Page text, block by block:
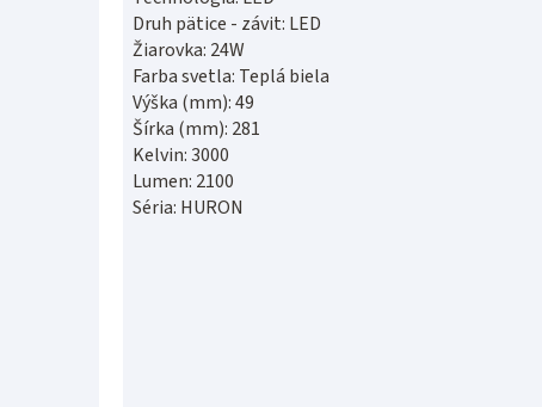
Druh pätice - závit: LED
Žiarovka: 24W
Farba svetla: Teplá biela
Výška (mm): 49
Šírka (mm): 281
Kelvin: 3000
Lumen: 2100
Séria: HURON